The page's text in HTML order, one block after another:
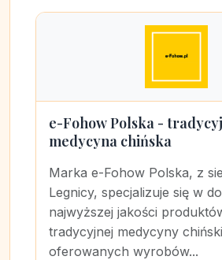
e-Fohow Polska -
medycyna chińska
Marka e-Fohow Polska, z
Legnicy, specjalizuje się w
najwyższej jakości
tradycyjnej medycyny
oferowanych wyrobów...